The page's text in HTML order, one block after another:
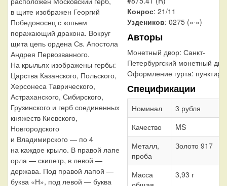
в щите изображен Георгий
Победоносец с копьем
поражающий дракона. Вокруг
щита цепь ордена Св. Апостола
Андрея Первозванного.
На крыльях изображены гербы:
Царства Казанского, Польского,
Херсонеса Таврического,
Астраханского, Сибирского,
Грузинского и герб соединенных
княжеств Киевского,
Новгородского
и Владимирского — по 4
на каждое крыло. В правой лапе
орла — скипетр, в левой —
держава. Под правой лапой —
буква «Н», под левой — буква
Конрос: 21/11
Уздеников: 0275 («·»)
Авторы
Монетный двор: Санкт-
Петербургский монетный
Оформление гурта: пунктир
Спецификации
Номинал
3 рубля
Качество
MS
Металл,
проба
Золото 917
Масса
3,93 г